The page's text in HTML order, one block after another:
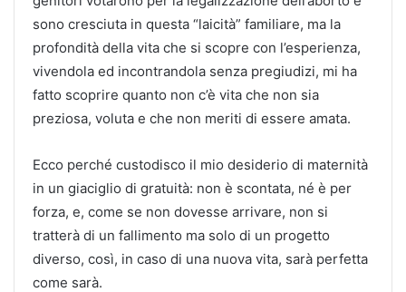
sono cresciuta in questa “laicità” familiare, ma la
profondità della vita che si scopre con l’esperienza,
vivendola ed incontrandola senza pregiudizi, mi ha
fatto scoprire quanto non c’è vita che non sia
preziosa, voluta e che non meriti di essere amata.
Ecco perché custodisco il mio desiderio di maternità
in un giaciglio di gratuità: non è scontata, né è per
forza, e, come se non dovesse arrivare, non si
tratterà di un fallimento ma solo di un progetto
diverso, così, in caso di una nuova vita, sarà perfetta
come sarà.